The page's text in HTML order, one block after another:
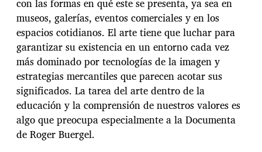
museos, galerías, eventos comerciales y en los
espacios cotidianos. El arte tiene que luchar para
garantizar su existencia en un entorno cada vez
más dominado por tecnologías de la imagen y
estrategias mercantiles que parecen acotar sus
significados. La tarea del arte dentro de la
educación y la comprensión de nuestros valores es
algo que preocupa especialmente a la Documenta
de Roger Buergel.